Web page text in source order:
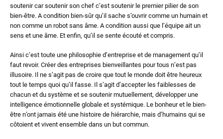
soutenir car soutenir son chef c’est soutenir le premier pilier de son
bien-être. A condition bien-sûr qu’il sache s’ouvrir comme un humain et
non comme un robot sans âme. A condition aussi que l’équipe ait un
sens et une âme. Et enfin, qu’il se sente écouté et compris.
Ainsi c’est toute une philosophie d’entreprise et de management qu’il
faut revoir. Créer des entreprises bienveillantes pour tous n’est pas
illusoire. Il ne s’agit pas de croire que tout le monde doit être heureux
tout le temps quoi qu’il fasse. Il s’agit d’accepter les faiblesses de
chacun et du système et se soutenir mutuellement, développer une
intelligence émotionnelle globale et systémique. Le bonheur et le bien-
être n’ont jamais été une histoire de hiérarchie, mais d’humains qui se
côtoient et vivent ensemble dans un but commun.